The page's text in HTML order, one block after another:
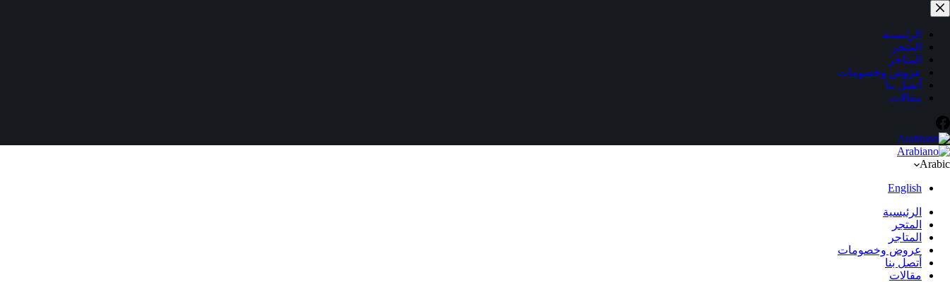
التجاوز
إلى
المحتوىالرئيسية
المتجر
المتاجر
عروض وخصومات
أتصل بنا
مقالات
Arabic
English
الرئيسية
المتجر
المتاجر
عروض وخصومات
أتصل بنا
مقالات